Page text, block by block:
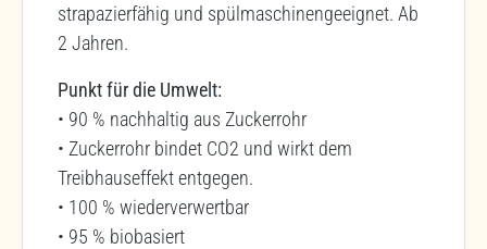
strapazierfähig und spülmaschinengeeignet. Ab
2 Jahren.
Punkt für die Umwelt:
• 90 % nachhaltig aus Zuckerrohr
• Zuckerrohr bindet CO2 und wirkt dem
Treibhauseffekt entgegen.
• 100 % wiederverwertbar
• 95 % biobasiert